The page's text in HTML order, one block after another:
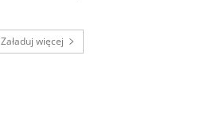
Załaduj więcej